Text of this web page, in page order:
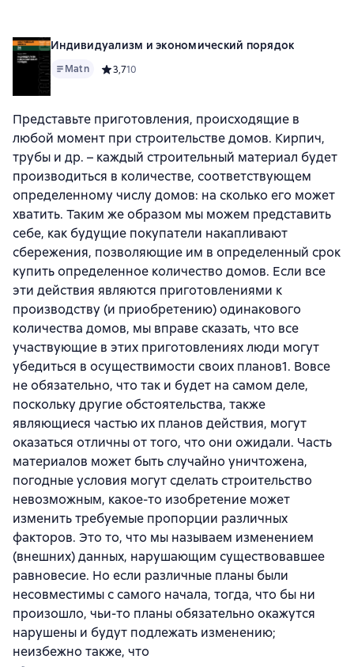
Индивидуализм и экономический порядок
Matn Средний рейтинг 3,7 на основе 10 оценок
3,710
Представьте приготовления, происходящие в
любой момент при строительстве домов. Кирпич,
трубы и др. – каждый строительный материал будет
производиться в количестве, соответствующем
определенному числу домов: на сколько его может
хватить. Таким же образом мы можем представить
себе, как будущие покупатели накапливают
сбережения, позволяющие им в определенный срок
купить определенное количество домов. Если все
эти действия являются приготовлениями к
производству (и приобретению) одинакового
количества домов, мы вправе сказать, что все
участвующие в этих приготовлениях люди могут
убедиться в осуществимости своих планов1. Вовсе
не обязательно, что так и будет на самом деле,
поскольку другие обстоятельства, также
являющиеся частью их планов действия, могут
оказаться отличны от того, что они ожидали. Часть
материалов может быть случайно уничтожена,
погодные условия могут сделать строительство
невозможным, какое-то изобретение может
изменить требуемые пропорции различных
факторов. Это то, что мы называем изменением
(внешних) данных, нарушающим существовавшее
равновесие. Но если различные планы были
несовместимы с самого начала, тогда, что бы ни
произошло, чьи-то планы обязательно окажутся
нарушены и будут подлежать изменению;
неизбежно также, что